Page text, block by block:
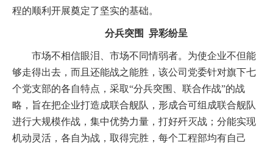
程的顺利开展奠定了坚实的基础。
分兵突围 异彩纷呈
市场不相信眼泪、市场不同情弱者。为使企业不但能
够走得出去，而且还能战之能胜，该公司党委针对旗下七
个党支部的各自特点，采取“分兵突围、联合作战”的战
略，旨在把企业打造成联合舰队，形成合可组成联合舰队
进行大规模作战，集中优势力量，打好歼灭战；分能实现
机动灵活，各自为战，取得完胜，每个工程部均有自己